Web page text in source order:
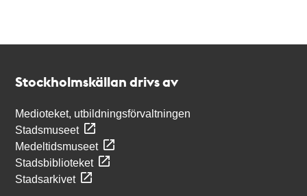
Stockholmskällan drivs av
Medioteket, utbildningsförvaltningen
Stadsmuseet
Medeltidsmuseet
Stadsbiblioteket
Stadsarkivet